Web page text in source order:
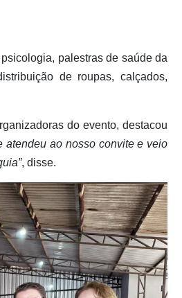
palestras de saúde da
de roupas, calçados,
do evento, destacou
atendeu ao nosso convite e veio
, disse.